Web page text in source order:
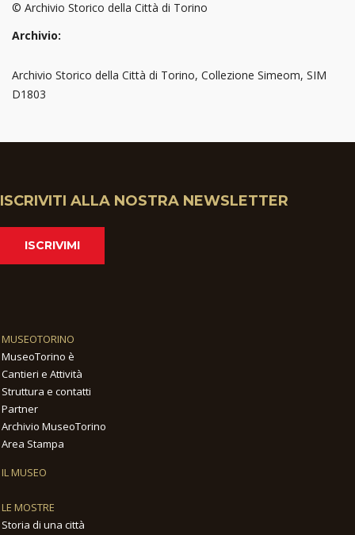
© Archivio Storico della Città di Torino
Archivio:
Archivio Storico della Città di Torino, Collezione Simeom, SIM
D1803
ISCRIVITI ALLA NOSTRA NEWSLETTER
ISCRIVIMI
MUSEOTORINO
MuseoTorino è
Cantieri e Attività
Struttura e contatti
Partner
Archivio MuseoTorino
Area Stampa
IL MUSEO
LE MOSTRE
Storia di una città